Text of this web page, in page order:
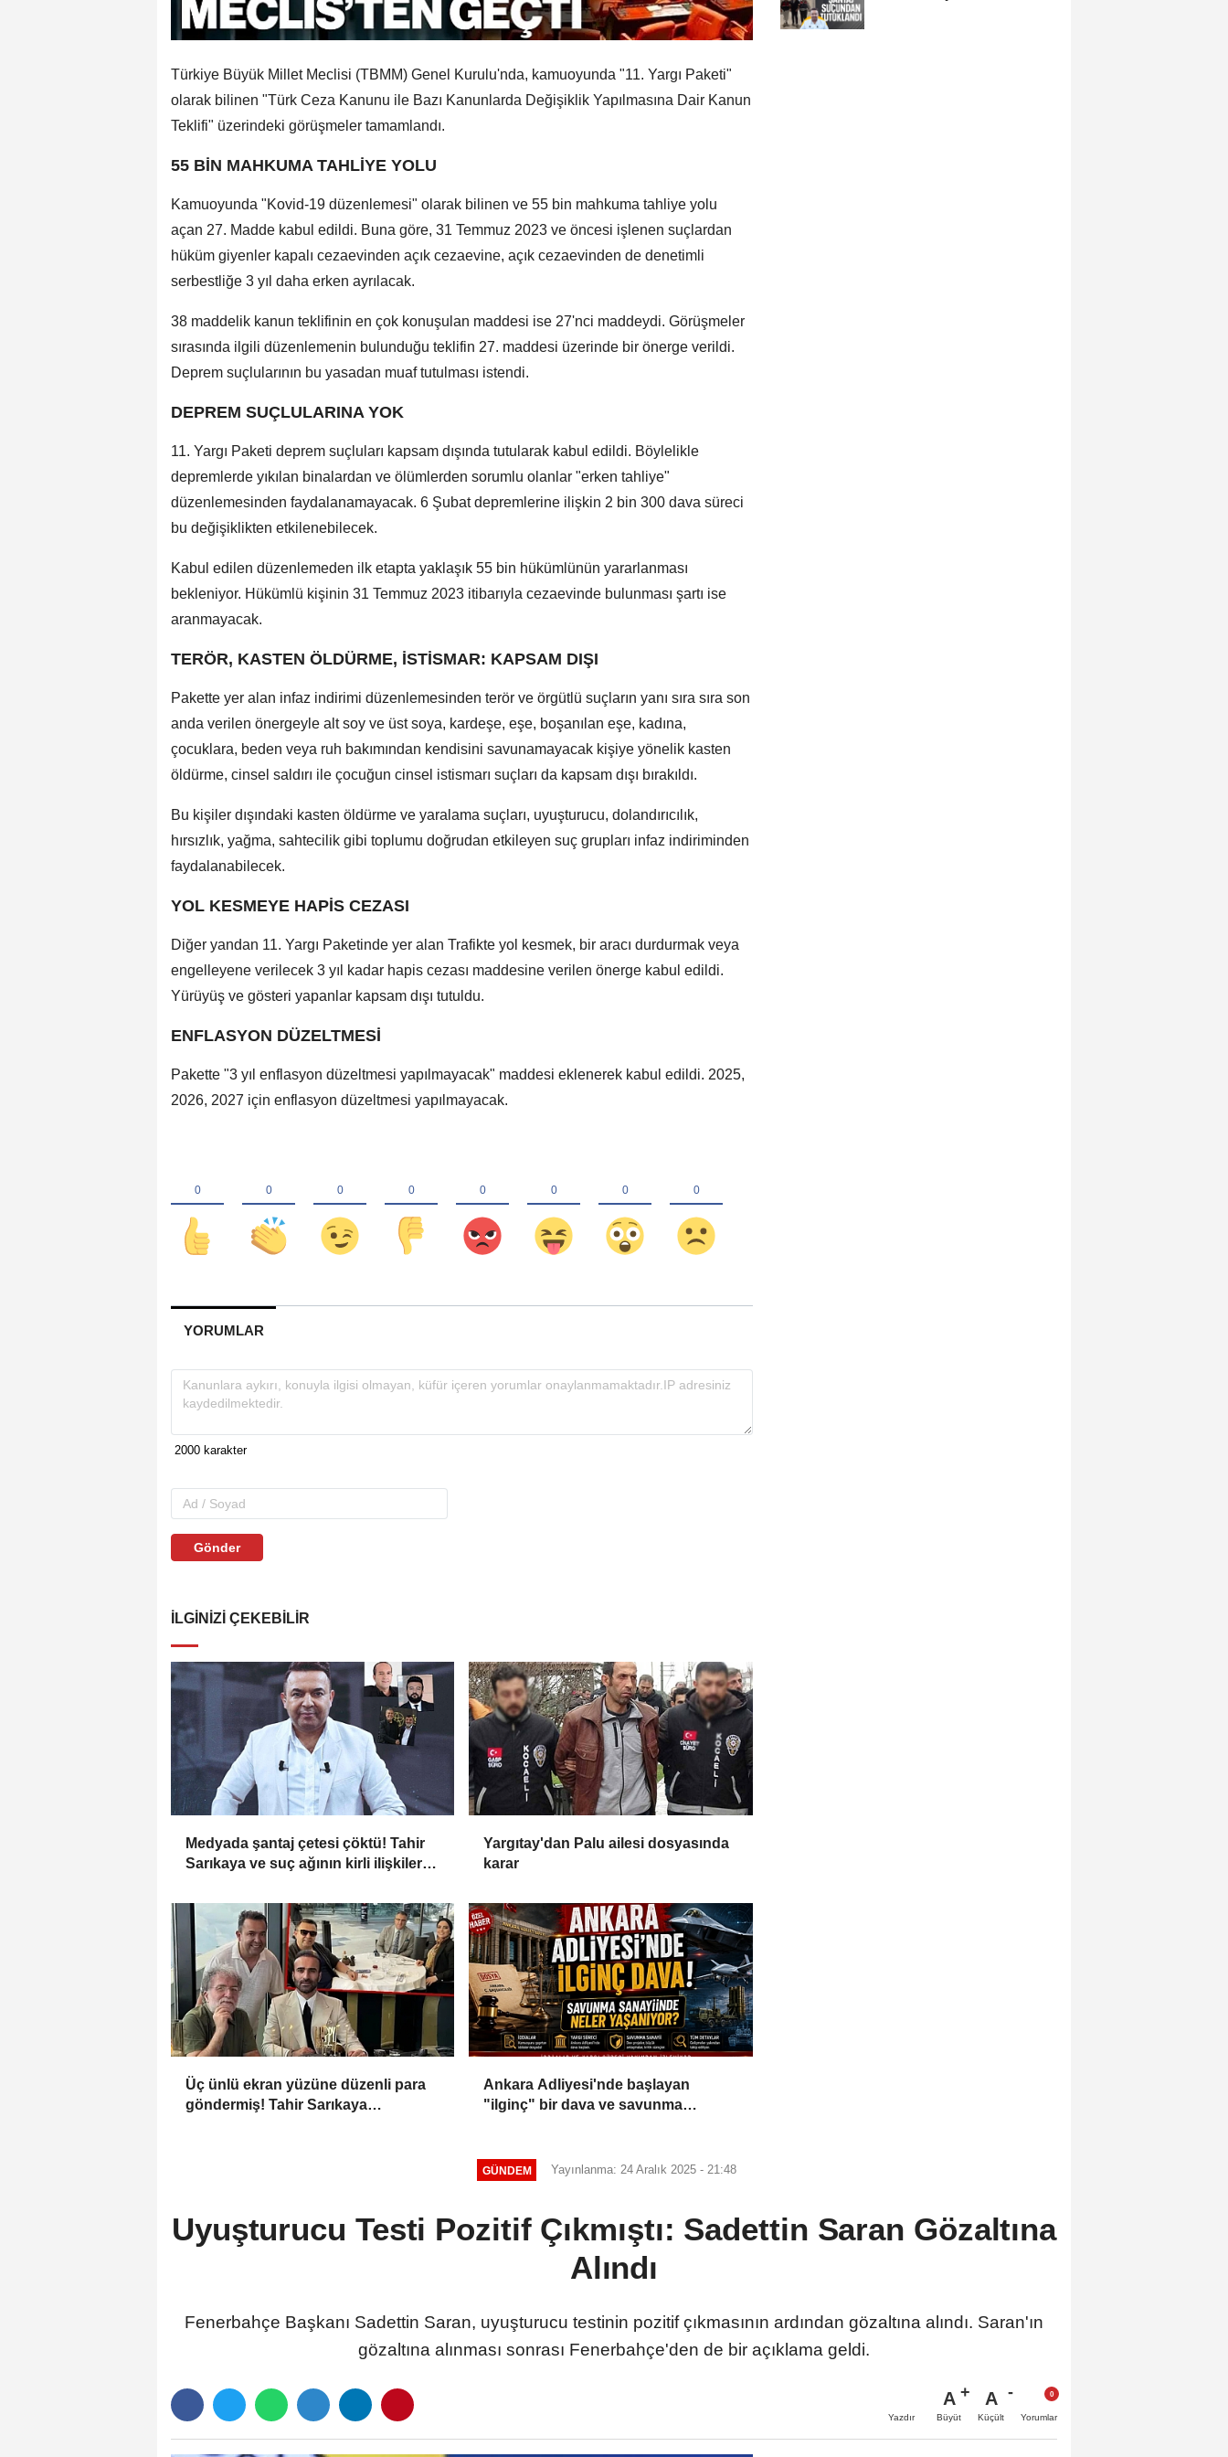
Türkiye Büyük Millet Meclisi (TBMM) Genel Kurulu'nda, kamuoyunda "11. Yargı Paketi"
olarak bilinen "Türk Ceza Kanunu ile Bazı Kanunlarda Değişiklik Yapılmasına Dair Kanun
Teklifi" üzerindeki görüşmeler tamamlandı.
55 BİN MAHKUMA TAHLİYE YOLU
Kamuoyunda "Kovid-19 düzenlemesi" olarak bilinen ve 55 bin mahkuma tahliye yolu
açan 27. Madde kabul edildi. Buna göre, 31 Temmuz 2023 ve öncesi işlenen suçlardan
hüküm giyenler kapalı cezaevinden açık cezaevine, açık cezaevinden de denetimli
serbestliğe 3 yıl daha erken ayrılacak.
38 maddelik kanun teklifinin en çok konuşulan maddesi ise 27'nci maddeydi. Görüşmeler
sırasında ilgili düzenlemenin bulunduğu teklifin 27. maddesi üzerinde bir önerge verildi.
Deprem suçlularının bu yasadan muaf tutulması istendi.
DEPREM SUÇLULARINA YOK
11. Yargı Paketi deprem suçluları kapsam dışında tutularak kabul edildi. Böylelikle
depremlerde yıkılan binalardan ve ölümlerden sorumlu olanlar "erken tahliye"
düzenlemesinden faydalanamayacak. 6 Şubat depremlerine ilişkin 2 bin 300 dava süreci
bu değişiklikten etkilenebilecek.
Kabul edilen düzenlemeden ilk etapta yaklaşık 55 bin hükümlünün yararlanması
bekleniyor. Hükümlü kişinin 31 Temmuz 2023 itibarıyla cezaevinde bulunması şartı ise
aranmayacak.
TERÖR, KASTEN ÖLDÜRME, İSTİSMAR: KAPSAM DIŞI
Pakette yer alan infaz indirimi düzenlemesinden terör ve örgütlü suçların yanı sıra sıra son
anda verilen önergeyle alt soy ve üst soya, kardeşe, eşe, boşanılan eşe, kadına,
çocuklara, beden veya ruh bakımından kendisini savunamayacak kişiye yönelik kasten
öldürme, cinsel saldırı ile çocuğun cinsel istismarı suçları da kapsam dışı bırakıldı.
Bu kişiler dışındaki kasten öldürme ve yaralama suçları, uyuşturucu, dolandırıcılık,
hırsızlık, yağma, sahtecilik gibi toplumu doğrudan etkileyen suç grupları infaz indiriminden
faydalanabilecek.
YOL KESMEYE HAPİS CEZASI
Diğer yandan 11. Yargı Paketinde yer alan Trafikte yol kesmek, bir aracı durdurmak veya
engelleyene verilecek 3 yıl kadar hapis cezası maddesine verilen önerge kabul edildi.
Yürüyüş ve gösteri yapanlar kapsam dışı tutuldu.
ENFLASYON DÜZELTMESİ
Pakette "3 yıl enflasyon düzeltmesi yapılmayacak" maddesi eklenerek kabul edildi. 2025,
2026, 2027 için enflasyon düzeltmesi yapılmayacak.
YORUMLAR
Gönder
İLGINIZI ÇEKEBILIR
Medyada şantaj çetesi çöktü! Tahir
Sarıkaya ve suç ağının kirli ilişkiler
Yargıtay'dan Palu ailesi dosyasında
karar
Üç ünlü ekran yüzüne düzenli para
göndermiş! Tahir Sarıkaya
Ankara Adliyesi'nde başlayan
"ilginç" bir dava ve savunma
GÜNDEM Yayınlanma: 24 Aralık 2025 - 21:48
Uyuşturucu Testi Pozitif Çıkmıştı: Sadettin Saran Gözaltına
Alındı
Fenerbahçe Başkanı Sadettin Saran, uyuşturucu testinin pozitif çıkmasının ardından gözaltına alındı. Saran'ın
gözaltına alınması sonrası Fenerbahçe'den de bir açıklama geldi.
Yazdır
A
Büyüt
A
Küçült Yorumlar